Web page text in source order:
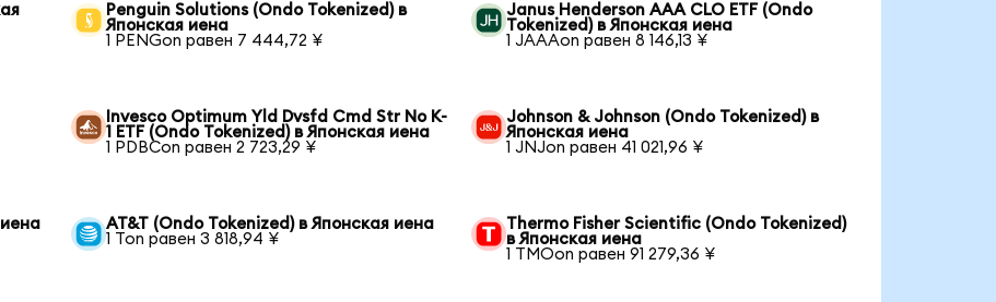
Penguin Solutions (Ondo Tokenized) в
Японская иена
1 PENGon равен 7 444,72 ¥
Janus Henderson AAA CLO ETF (Ondo
Tokenized) в Японская иена
1 JAAAon равен 8 146,13 ¥
Invesco Optimum Yld Dvsfd Cmd Str No K-
1 ETF (Ondo Tokenized) в Японская иена
1 PDBCon равен 2 723,29 ¥
Johnson & Johnson (Ondo Tokenized) в
Японская иена
1 JNJon равен 41 021,96 ¥
AT&T (Ondo Tokenized) в Японская иена
1 Ton равен 3 818,94 ¥
Thermo Fisher Scientific (Ondo Tokenized)
в Японская иена
1 TMOon равен 91 279,36 ¥